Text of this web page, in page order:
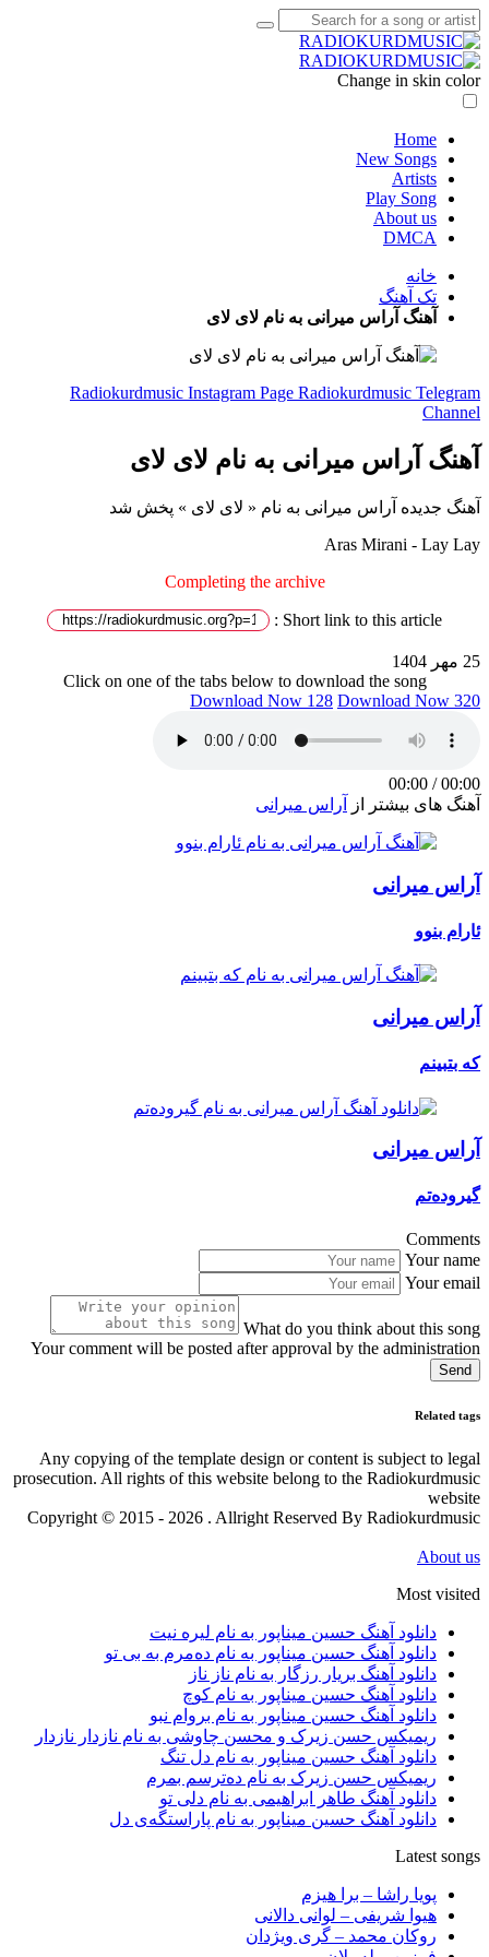
Change in skin color
Home
New Songs
Artists
Play Song
About us
DMCA
خانه
تک آهنگ
آهنگ آراس میرانی به نام لای لای
Radiokurdmusic Instagram Page Radiokurdmusic Telegram
Channel
آهنگ آراس میرانی به نام لای لای
آهنگ جدیده آراس میرانی به نام « لای لای » پخش شد
Aras Mirani - Lay Lay
Completing the archive
Short link to this article :
25 مهر 1404
Click on one of the tabs below to download the song
Download Now 128 Download Now 320
00:00
/
00:00
آهنگ های بیشتر از
آراس میرانی
آراس میرانی
ئارام بنوو
آراس میرانی
که بتبینم
آراس میرانی
گیرودەتم
Comments
Your name
Your email
What do you think about this song
Your comment will be posted after approval by the administration
Send
Related tags
Any copying of the template design or content is subject to legal
prosecution. All rights of this website belong to the Radiokurdmusic
website
Copyright © 2015 - 2026 . Allright Reserved By Radiokurdmusic
About us
Most visited
دانلود آهنگ حسین میناپور به نام لیره نیت
دانلود آهنگ حسین میناپور به نام دەمرم بە بی تو
دانلود آهنگ بریار رزگار به نام ناز ناز
دانلود آهنگ حسین میناپور به نام کوچ
دانلود آهنگ حسین میناپور به نام بروام نبو
ریمیکس حسن زیرک و محسن چاوشی به نام نازدار نازدار
دانلود آهنگ حسین میناپور به نام دل تنگ
ریمیکس حسن زیرک به نام دەترسم بمرم
دانلود آهنگ طاهر ابراهیمی به نام دلی تو
دانلود آهنگ حسین میناپور به نام پاراستگەی دل
Latest songs
پویا راشا – برا هیزم
هیوا شریفی – لوانی دالانی
روکان محمد – گری ویژدان